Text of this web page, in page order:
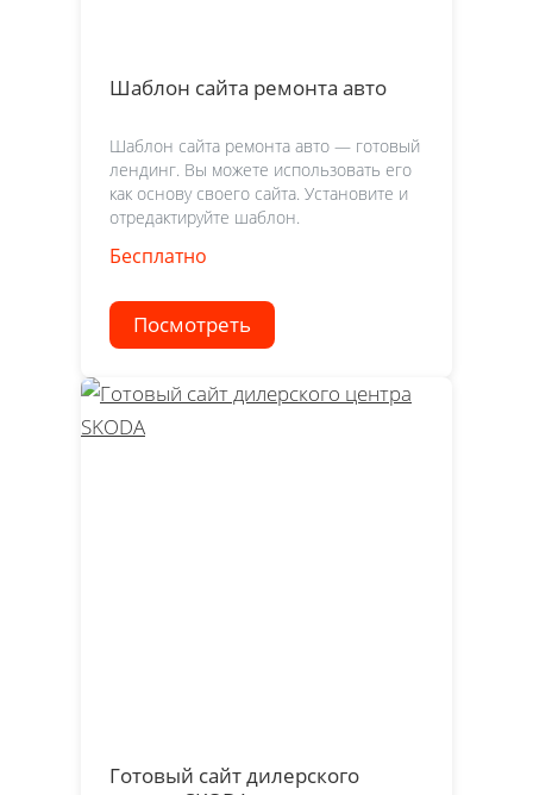
Шаблон сайта ремонта авто
Шаблон сайта ремонта авто — готовый
лендинг. Вы можете использовать его
как основу своего сайта. Установите и
отредактируйте шаблон.
Бесплатно
Посмотреть
Готовый сайт дилерского